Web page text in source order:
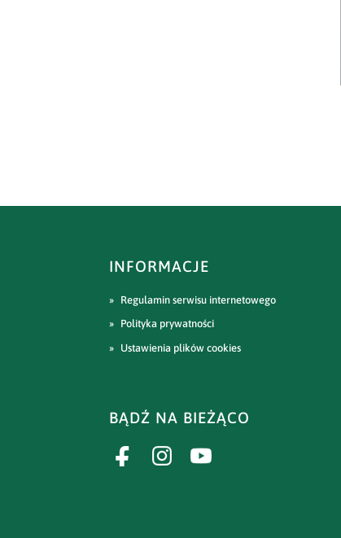
INFORMACJE
Regulamin serwisu internetowego
Polityka prywatności
Ustawienia plików cookies
BĄDŹ NA BIEŻĄCO